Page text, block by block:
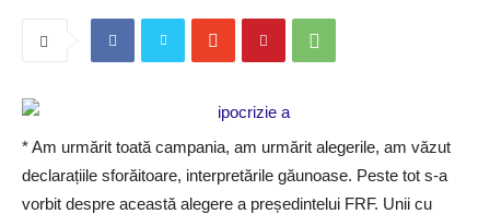
* Am urmărit toată campania, am urmărit alegerile, am văzut
declarațiile sforăitoare, interpretările găunoase. Peste tot s-a
vorbit despre această alegere a președintelui FRF. Unii cu